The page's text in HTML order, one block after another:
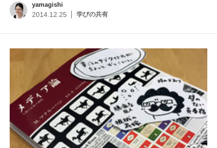
yamagishi
2014.12.25 学びの共有